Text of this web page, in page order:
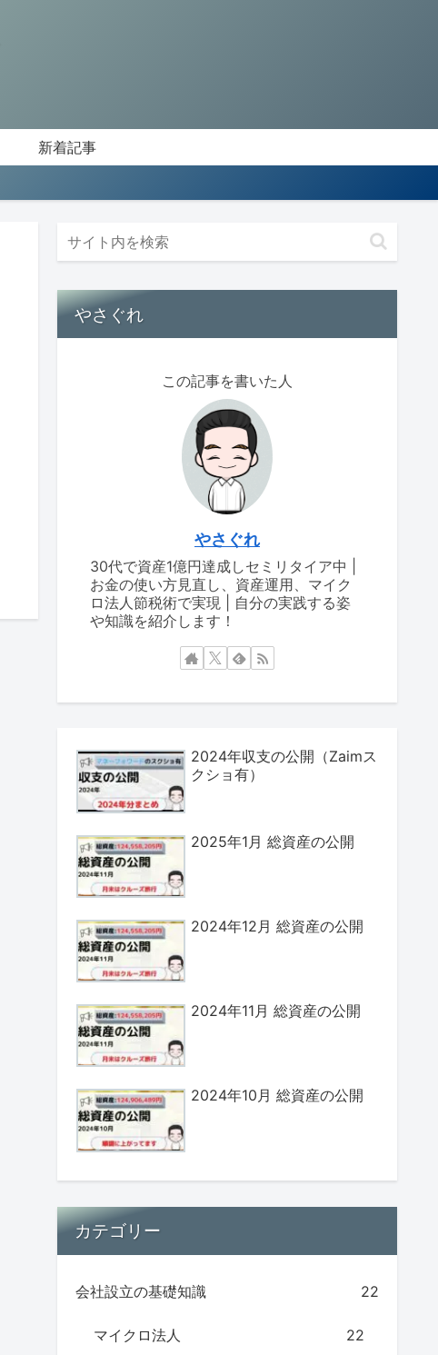
新着記事
やさぐれ
この記事を書いた人
やさぐれ
30代で資産1億円達成しセミリタイア中 |
お金の使い方見直し、資産運用、マイク
ロ法人節税術で実現 | 自分の実践する姿
や知識を紹介します！
2024年収支の公開（Zaimス
クショ有）
2025年1月 総資産の公開
2024年12月 総資産の公開
2024年11月 総資産の公開
2024年10月 総資産の公開
カテゴリー
会社設立の基礎知識 22
マイクロ法人 22